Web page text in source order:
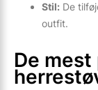
Stil: De
outfit.
De